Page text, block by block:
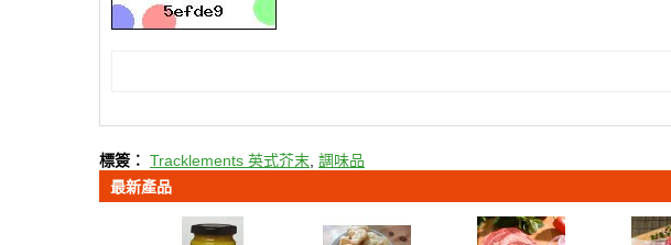
標簽︰ Tracklements 英式芥末 調味品
最新產品